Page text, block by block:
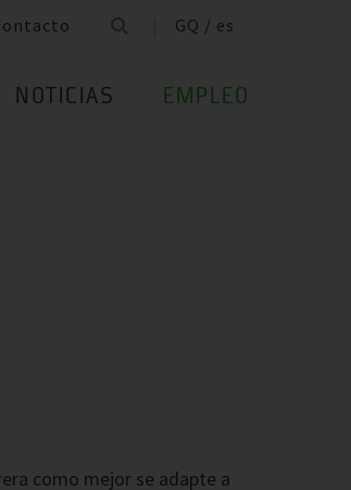
GQ / es
NOTICIAS EMPLEO
como mejor se adapte a